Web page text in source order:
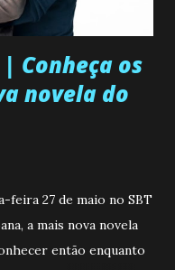
Conheça os
novela do
feira 27 de maio no SBT
a mais nova novela
então enquanto